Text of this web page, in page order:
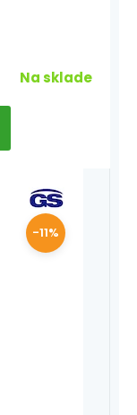
Na sklade
-11%